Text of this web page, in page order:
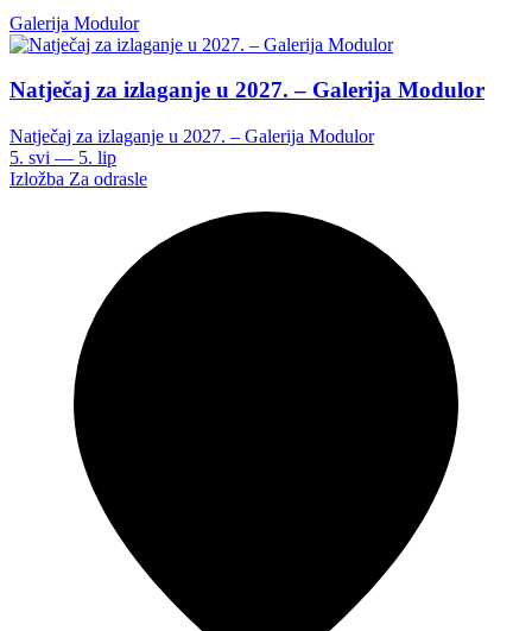
Galerija Modulor
Natječaj za izlaganje u 2027. – Galerija Modulor
Natječaj za izlaganje u 2027. – Galerija Modulor
5. svi — 5. lip
Izložba Za odrasle